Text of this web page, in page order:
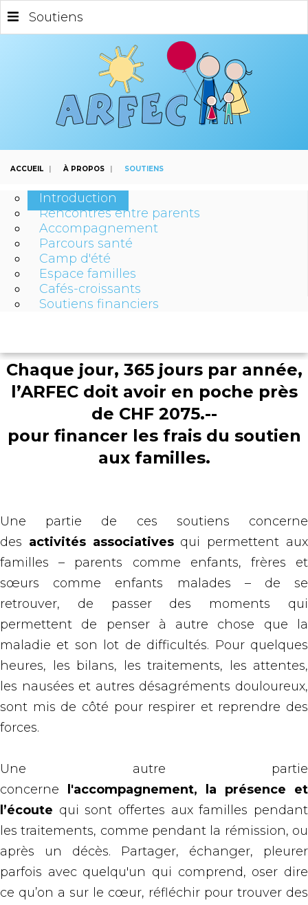
Soutiens
ACCUEIL | À PROPOS | SOUTIENS
Introduction
Rencontres entre parents
Accompagnement
Parcours santé
Camp d'été
Espace familles
Cafés-croissants
Soutiens financiers
Chaque jour, 365 jours par année,
l’ARFEC doit avoir en poche près
de CHF 2075.--
pour financer les frais du soutien
aux familles.
Une partie de ces soutiens concerne
des activités associativesqui permettent aux
familles – parents comme enfants, frères et
sœurs comme enfants malades – de se
retrouver, de passer des moments qui
permettent de penser à autre chose que la
maladie et son lot de difficultés. Pour quelques
heures, les bilans, les traitements, les attentes,
les nausées et autres désagréments douloureux,
sont mis de côté pour respirer et reprendre des
forces.
Une autre partie
concerne
l'accompagnement,
la présence et
l’écoute qui sont offertes aux familles pendant
les traitements, comme pendant la rémission, ou
après un décès. Partager, échanger, pleurer
parfois avec quelqu'un qui comprend, oser dire
ce qu’on a sur le cœur, réfléchir pour trouver des